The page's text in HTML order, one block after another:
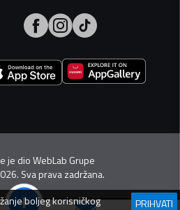
je dioWebLab Grupe
Sva prava zadržana.
boljeg korisničkog
PRIHVATI